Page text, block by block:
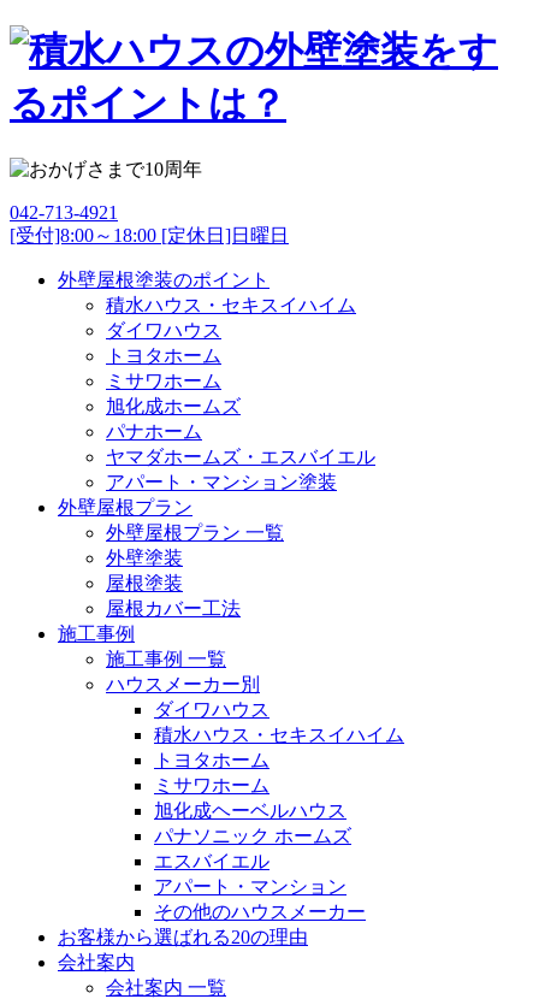
042-713-4921
[受付]8:00～18:00 [定休日]日曜日
外壁屋根塗装のポイント
積水ハウス・セキスイハイム
ダイワハウス
トヨタホーム
ミサワホーム
旭化成ホームズ
パナホーム
ヤマダホームズ・エスバイエル
アパート・マンション塗装
外壁屋根プラン
外壁屋根プラン 一覧
外壁塗装
屋根塗装
屋根カバー工法
施工事例
施工事例 一覧
ハウスメーカー別
ダイワハウス
積水ハウス・セキスイハイム
トヨタホーム
ミサワホーム
旭化成ヘーベルハウス
パナソニック ホームズ
エスバイエル
アパート・マンション
その他のハウスメーカー
お客様から選ばれる20の理由
会社案内
会社案内 一覧